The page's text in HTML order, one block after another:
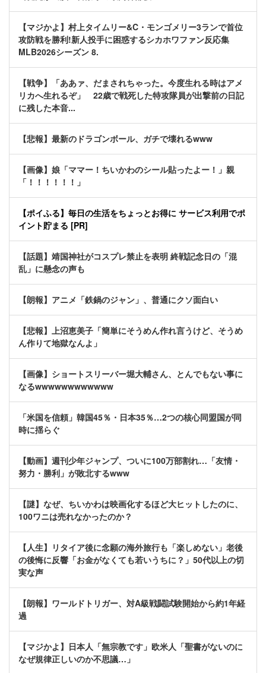
【マジかよ】村上タイムリー&C・モンゴメリー3ランで首位
攻防戦を勝利!新人投手に困惑するシカホワファン反応集
MLB2026シーズン 8.
【戦争】「ああァ、だまされちゃった。今度生れる時はアメ
リカへ生れるぞ」 22歳で戦死した特攻隊員が出撃前の日記
に残した本音...
【悲報】最新のドラゴンボール、ガチで壊れるwww
【画像】娘「ママー！ちいかわのシール貼ったよー！」親
「！！！！！！」
【ポイふる】毎日の生活をちょっとお得に サービス利用でポ
イント貯まる [PR]
【話題】靖国神社がコスプレ禁止を表明 終戦記念日の「混
乱」に懸念の声も
【朗報】アニメ「鉄鍋のジャン」、普通にクソ面白い
【悲報】上沼恵美子「簡単にそうめん作れ言うけど、そうめ
ん作りて地獄なんよ」
【画像】ショートスリーバー堀大輔さん、とんでもない事に
なるwwwwwwwwwwww
「米国を信頼」韓国45％・日本35％…2つの核心同盟国が同
時に揺らぐ
【動画】週刊少年ジャンプ、ついに100万部割れ…「友情・
努力・勝利」が敗北するwww
【謎】なぜ、ちいかわは映画化するほど大ヒットしたのに、
100ワニは売れなかったのか？
【人生】リタイア後に念願の海外旅行も「楽しめない」老後
の後悔に反響「お金がなくても若いうちに？」50代以上の切
実な声
【朗報】ワールドトリガー、対A級戦闘試験開始から約1年経
過
【マジかよ】日本人「無宗教です」欧米人「聖書がないのに
なぜ規律正しいのか不思議…」